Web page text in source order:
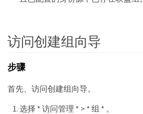
访问创建组向导
步骤
首先、访问创建组向导。
选择 * 访问管理 * > * 组 * 。